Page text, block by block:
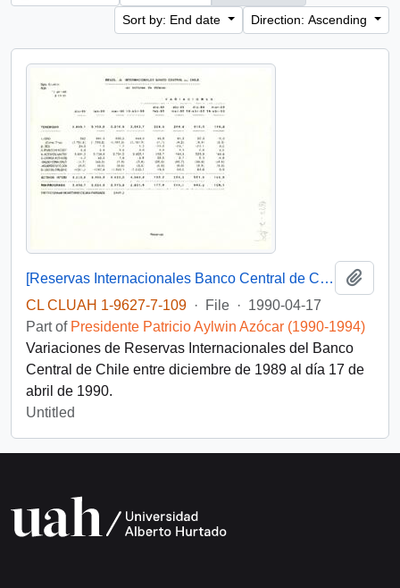
Sort by: End date
Direction: Ascending
[Reservas Internacionales Banco Central de Chile]
CL CLUAH 1-9627-7-109 · File · 1990-04-17
Part of Presidente Patricio Aylwin Azócar (1990-1994)
Variaciones de Reservas Internacionales del Banco
Central de Chile entre diciembre de 1989 al día 17 de
abril de 1990.
Untitled